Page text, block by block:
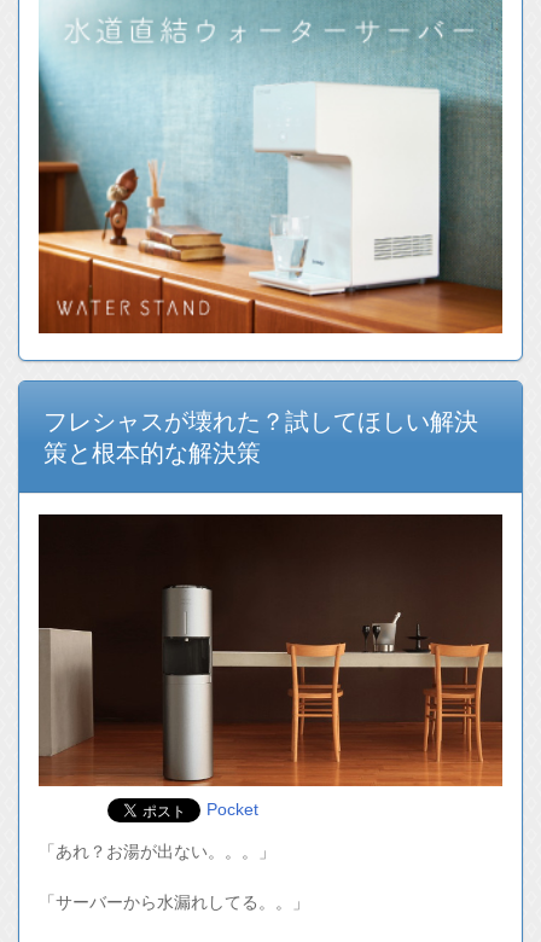
フレシャスが壊れた？試してほしい解決
策と根本的な解決策
Pocket
「あれ？お湯が出ない。。。」
「サーバーから水漏れしてる。。」